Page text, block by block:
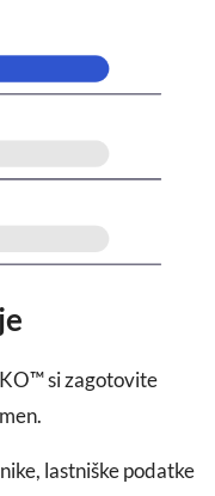
si zagotovite
lastniške podatke